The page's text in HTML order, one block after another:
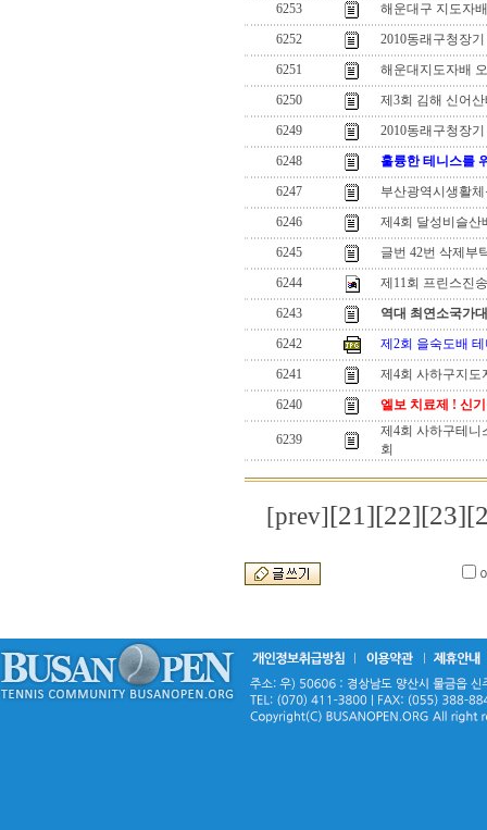
6253
해운대구 지도자
6252
2010동래구청장
6251
해운대지도자배
6250
제3회 김해 신어
6249
2010동래구청장
6248
훌륭한 테니스를
6247
부산광역시생활
6246
제4회 달성비슬산
6245
글번 42번 삭제부
6244
제11회 프린스진
6243
역대 최연소국가
6242
제2회 을숙도배
6241
제4회 사하구지도
6240
엘보 치료제 ! 신
6239
제4회 사하구테니
회
[prev][21][22][23]